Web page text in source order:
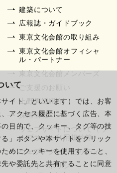
いて
イト」といいます）では、お客
アクセス履歴に基づく広告、本
目的で、クッキー、タグ等の技
」ボタンや本サイトをクリック
めにクッキーを使用すること、
や委託先と共有することに同意
建築について
広報誌・ガイドブック
東京文化会館の取り組み
東京文化会館オフィシャ
ル・パートナー
東京文化会館メンバーズ
ご支援のお願い
上野周辺紹介
採用情報
ウェブサイトについて（ウ
ェブサイト利用規約等）
ウェブアクセシビリティ
クッキーポリシー